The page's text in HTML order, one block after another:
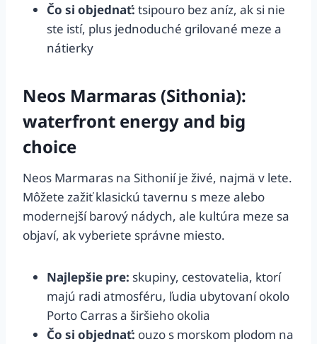
Čo si objednať: tsipouro bez aníz, ak si nie
ste istí, plus jednoduché grilované meze a
nátierky
Neos Marmaras (Sithonia):
waterfront energy and big
choice
Neos Marmaras na Sithonií je živé, najmä v lete.
Môžete zažiť klasickú tavernu s meze alebo
modernejší barový nádych, ale kultúra meze sa
objaví, ak vyberiete správne miesto.
Najlepšie pre: skupiny, cestovatelia, ktorí
majú radi atmosféru, ľudia ubytovaní okolo
Porto Carras a širšieho okolia
Čo si objednať: ouzo s morskom plodom na